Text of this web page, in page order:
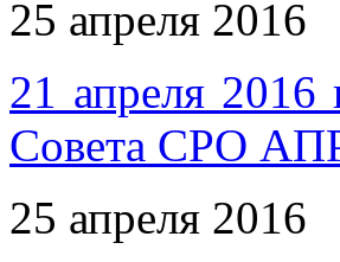
25 апреля 2016
21 апреля 2016
Совета СРО
25 апреля 2016